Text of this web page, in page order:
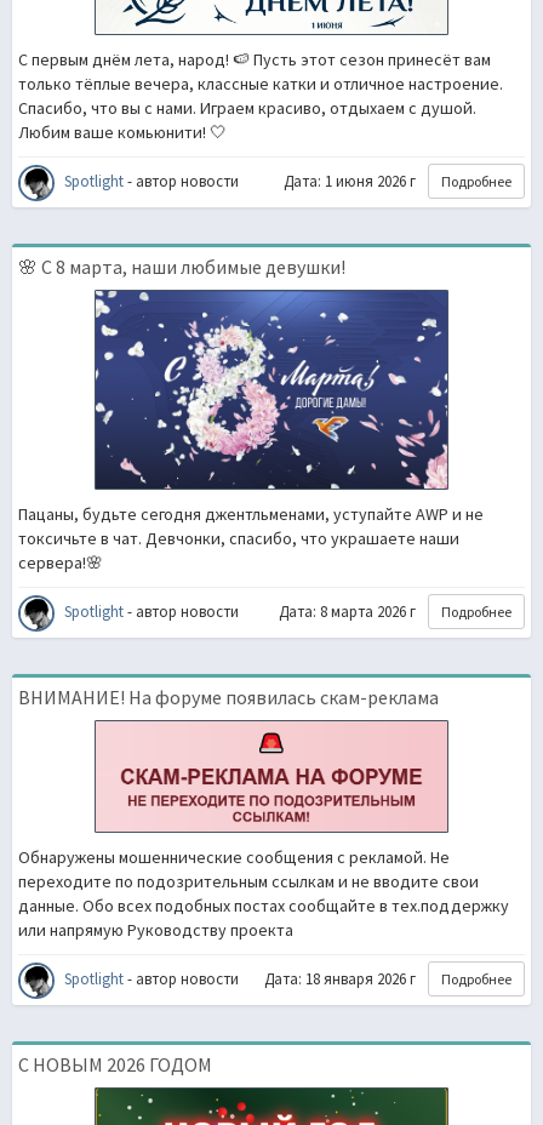
С первым днём лета, народ! 🍉 Пусть этот сезон принесёт вам
только тёплые вечера, классные катки и отличное настроение.
Спасибо, что вы с нами. Играем красиво, отдыхаем с душой.
Любим ваше комьюнити! 🤍
Spotlight- автор новости Подробнее
Дата: 1 июня 2026 г
🌸 С 8 марта, наши любимые девушки!
Пацаны, будьте сегодня джентльменами, уступайте AWP и не
токсичьте в чат. Девчонки, спасибо, что украшаете наши
сервера!🌸
Spotlight- автор новости Подробнее
Дата: 8 марта 2026 г
ВНИМАНИЕ! На форуме появилась скам-реклама
Обнаружены мошеннические сообщения с рекламой. Не
переходите по подозрительным ссылкам и не вводите свои
данные. Обо всех подобных постах сообщайте в тех.поддержку
или напрямую Руководству проекта
Spotlight- автор новости Подробнее
Дата: 18 января 2026 г
С НОВЫМ 2026 ГОДОМ